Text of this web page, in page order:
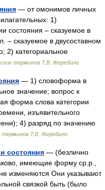
— от омонимов личных
1)
состояния – сказуемое в
– сказуемое в двусоставном
2) категориальное
терминов Т.В. Жеребило
— 1) словоформа в
значение; вопрос к
форма слова категории
изъявительного
4) разряд по значению
терминов Т.В. Жеребило
состояния — (безлично
имеющие форму ср.р.,
изменяются Они указывают
связкой быть (было